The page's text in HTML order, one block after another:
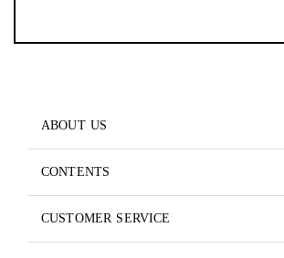
ABOUT US
CONTENTS
CUSTOMER SERVICE